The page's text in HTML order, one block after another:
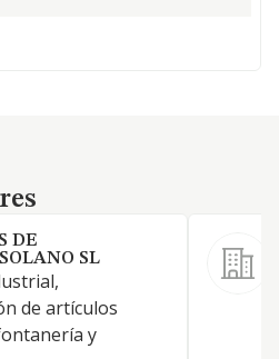
DE
SL
de artículos
y